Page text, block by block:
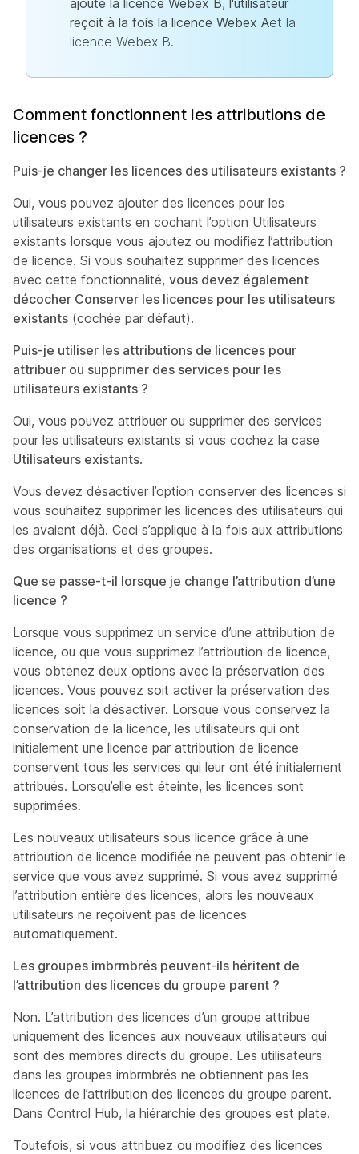
reçoit à la fois la licence Webex Aet la
licence Webex B.
Comment fonctionnent les attributions de
licences ?
Puis-je changer les licences des utilisateurs existants ?
Oui, vous pouvez ajouter des licences pour les
utilisateurs existants en cochant l’option Utilisateurs
existants lorsque vous ajoutez ou modifiez l’attribution
de licence. Si vous souhaitez supprimer des licences
avec cette fonctionnalité, vous devez également
décocher Conserver les licences pour les utilisateurs
existants (cochée par défaut).
Puis-je utiliser les attributions de licences pour
attribuer ou supprimer des services pour les
utilisateurs existants ?
Oui, vous pouvez attribuer ou supprimer des services
pour les utilisateurs existants si vous cochez la case
Utilisateurs existants.
Vous devez désactiver l’option conserver des licences si
vous souhaitez supprimer les licences des utilisateurs qui
les avaient déjà. Ceci s’applique à la fois aux attributions
des organisations et des groupes.
Que se passe-t-il lorsque je change l’attribution d’une
licence ?
Lorsque vous supprimez un service d’une attribution de
licence, ou que vous supprimez l’attribution de licence,
vous obtenez deux options avec la préservation des
licences. Vous pouvez soit activer la préservation des
licences soit la désactiver. Lorsque vous conservez la
conservation de la licence, les utilisateurs qui ont
initialement une licence par attribution de licence
conservent tous les services qui leur ont été initialement
attribués. Lorsqu’elle est éteinte, les licences sont
supprimées.
Les nouveaux utilisateurs sous licence grâce à une
attribution de licence modifiée ne peuvent pas obtenir le
service que vous avez supprimé. Si vous avez supprimé
l’attribution entière des licences, alors les nouveaux
utilisateurs ne reçoivent pas de licences
automatiquement.
Les groupes imbrmbrés peuvent-ils héritent de
l’attribution des licences du groupe parent ?
Non. L’attribution des licences d’un groupe attribue
uniquement des licences aux nouveaux utilisateurs qui
sont des membres directs du groupe. Les utilisateurs
dans les groupes imbrmbrés ne obtiennent pas les
licences de l’attribution des licences du groupe parent.
Dans Control Hub, la hiérarchie des groupes est plate.
Toutefois, si vous attribuez ou modifiez des licences